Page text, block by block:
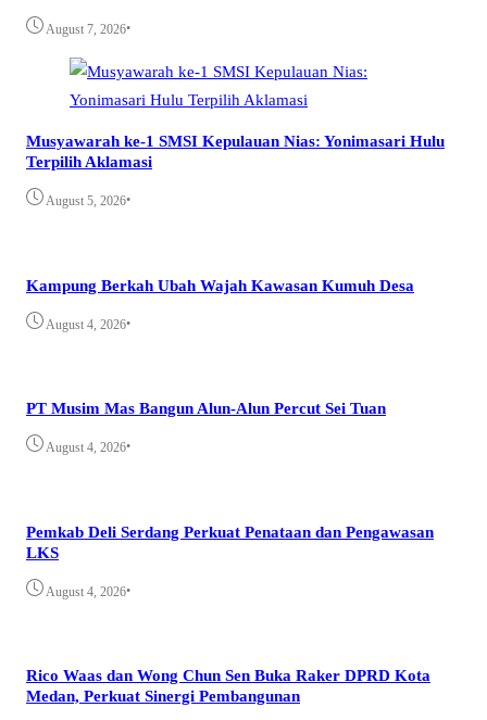
August 7, 2026•
Musyawarah ke-1 SMSI Kepulauan Nias: Yonimasari Hulu
Terpilih Aklamasi
August 5, 2026•
Kampung Berkah Ubah Wajah Kawasan Kumuh Desa
August 4, 2026•
PT Musim Mas Bangun Alun-Alun Percut Sei Tuan
August 4, 2026•
Pemkab Deli Serdang Perkuat Penataan dan Pengawasan
LKS
August 4, 2026•
Rico Waas dan Wong Chun Sen Buka Raker DPRD Kota
Medan, Perkuat Sinergi Pembangunan